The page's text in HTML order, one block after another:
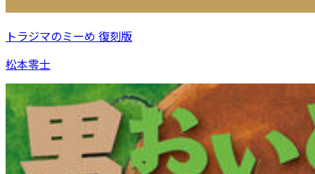
トラジマのミーめ 復刻版
松本零士